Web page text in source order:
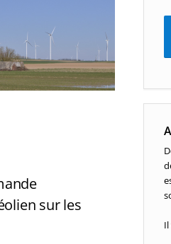
sur les